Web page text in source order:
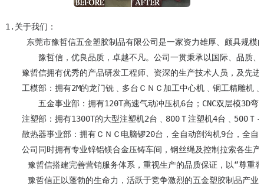
1.关于我们：
东莞市豫哲信五金塑胶制品有限公司是一家资力雄厚、颇具规模的
豫哲信，优良品质，卓越不凡。公司一贯秉承以国际、品质
豫哲信拥有优秀的产品研发工程师、资深的生产技术人员，及先进
工模部：拥有2M的龙门铣﹑多台ＣＮＣ加工中心机﹑铜工精雕机﹑
五金事业部：拥有120T高速气动冲压机6台；CNC双层模3D弯
注塑部：拥有1300T的大型注塑机2台﹑800Ｔ注塑机4台﹑500Ｔ-
散热器事业部：拥有ＣＮＣ电脑锣20台，全自动剖沟机9台，全自
公司同时拥有专业锌铝镁合金压铸车间，钢丝绳及控制拉索各生产
　 豫哲信搭建完善营销服务体系，重视生产的品质保证，以“尊
　 豫哲信正以蓬勃的生命力，活跃于竞争激烈的五金塑胶制品产